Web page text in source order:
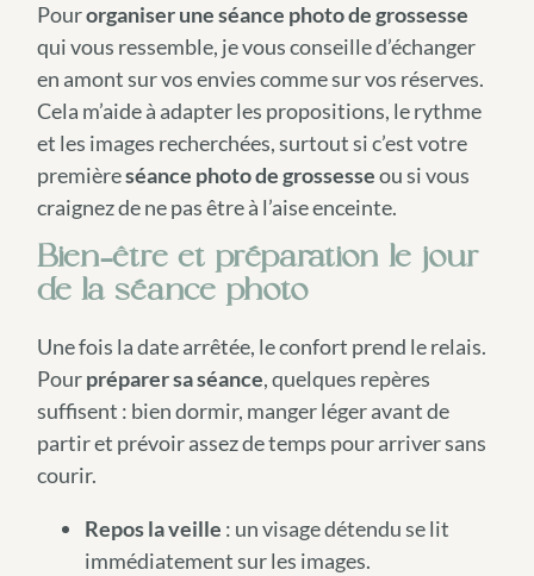
Pourorganiser une séance photo de grossesse
qui vous ressemble, je vous conseille d’échanger
en amont sur vos envies comme sur vos réserves.
Cela m’aide à adapter les propositions, le rythme
et les images recherchées, surtout si c’est votre
premièreséance photo de grossesseou si vous
craignez de ne pas être à l’aise enceinte.
Bien-être et préparation le jour
de la séance photo
Une fois la date arrêtée, le confort prend le relais.
Pourpréparer sa séance, quelques repères
suffisent : bien dormir, manger léger avant de
partir et prévoir assez de temps pour arriver sans
courir.
Repos la veille : un visage détendu se lit
immédiatement sur les images.